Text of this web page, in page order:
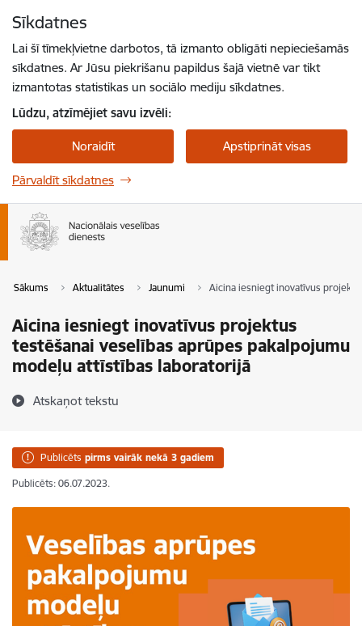
Sīkdatnes
Lai šī tīmekļvietne darbotos, tā izmanto obligāti nepieciešamās
sīkdatnes. Ar Jūsu piekrišanu papildus šajā vietnē var tikt
izmantotas statistikas un sociālo mediju sīkdatnes.
Lūdzu, atzīmējiet savu izvēli:
Noraidīt Apstiprināt visas
Pārvaldīt sīkdatnes
Sākums Aktualitātes Jaunumi Aicina iesniegt inovatīvus
Aicina iesniegt inovatīvus projektus
testēšanai veselības aprūpes pakalpojumu
modeļu attīstības laboratorijā
Atskaņot tekstu
Publicēts pirms vairāk nekā 3 gadiem
Publicēts: 06.07.2023.